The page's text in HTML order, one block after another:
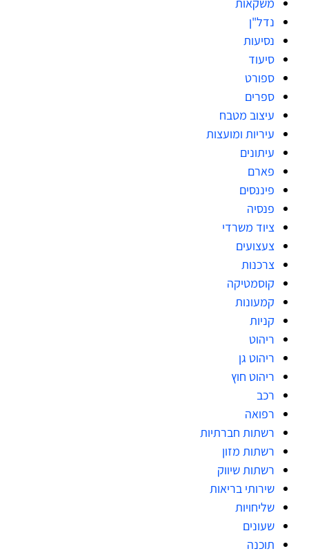
נדל"ן
נסיעות
סיעוד
ספורט
ספרים
עיצוב מטבח
עיריות ומועצות
עיתונים
פארם
פיננסים
פנסיה
ציוד משרדי
צעצועים
צרכנות
קוסמטיקה
קמעונות
קניות
ריהוט
ריהוט גן
ריהוט חוץ
רכב
רפואה
רשתות חברתיות
רשתות מזון
רשתות שיווק
שירותי בריאות
שליחויות
שעונים
תוכנה